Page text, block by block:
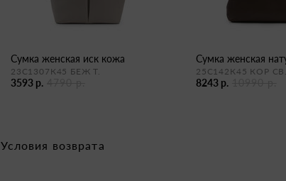
сумка женская иск кожа
23С1307К45 БЕЖ Т.
3593 р.
сумка женская
25С142К45 КОР СВ.
8243 р.
Условия возврата